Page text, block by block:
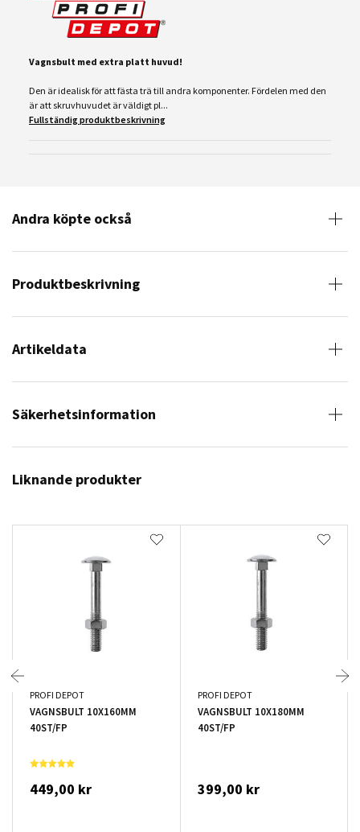
Vagnsbult med extra platt huvud!
Den är idealisk för att fästa trä till andra komponenter. Fördelen med den
är att skruvhuvudet är väldigt pl...
Fullständig produktbeskrivning
Andra köpte också
Produktbeskrivning
Artikeldata
Säkerhetsinformation
Liknande produkter
PROFI DEPOT
VAGNSBULT 10X160MM
40ST/FP
449,00 kr
PROFI DEPOT
VAGNSBULT 10X180MM
40ST/FP
399,00 kr